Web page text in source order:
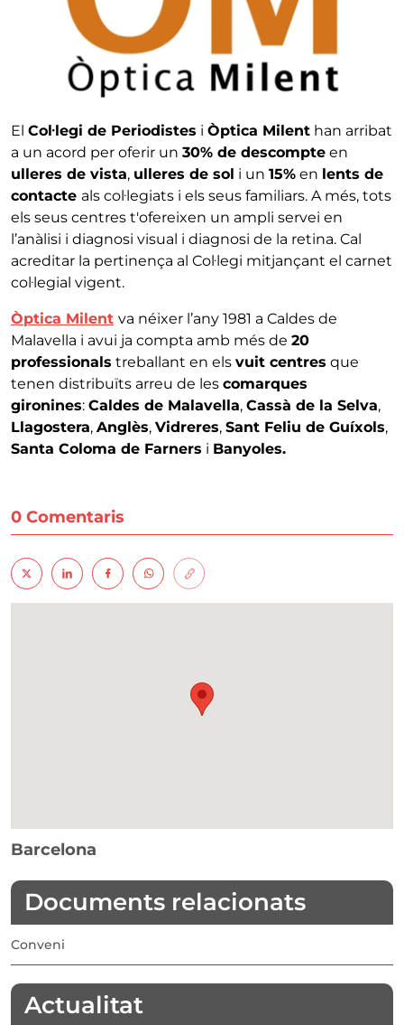
El Col·legi de Periodistes i Òptica Milent han arribat
a un acord per oferir un 30% de descompte en
ulleres de vista, ulleres de sol i un 15% en lents de
contacte als col·legiats i els seus familiars. A més, tots
els seus centres t'ofereixen un ampli servei en
l’anàlisi i diagnosi visual i diagnosi de la retina. Cal
acreditar la pertinença al Col·legi mitjançant el carnet
col·legial vigent.
Òptica Milent va néixer l’any 1981 a Caldes de
Malavella i avui ja compta amb més de 20
professionals treballant en els vuit centres que
tenen distribuïts arreu de les comarques
gironines: Caldes de Malavella, Cassà de la Selva,
Llagostera, Anglès, Vidreres, Sant Feliu de Guíxols,
Santa Coloma de Farners i Banyoles.
0 Comentaris
Barcelona
Documents relacionats
Conveni
Actualitat